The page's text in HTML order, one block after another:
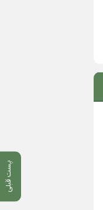
پست قبلی